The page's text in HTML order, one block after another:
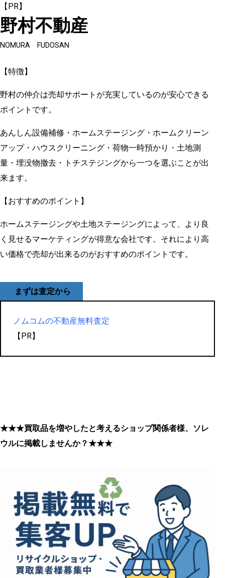
【PR】
野村不動産
NOMURA FUDOSAN
【特徴】
野村の仲介は売却サポートが充実しているのが安心できる
ポイントです。
あんしん設備補修・ホームステージング・ホームクリーン
アップ・ハウスクリーニング・荷物一時預かり・土地測
量・埋没物撤去・トチステジングから一つを選ぶことが出
来ます。
【おすすめのポイント】
ホームステージングや土地ステージングによって、より良
く見せるマーケティングが得意な会社です。それにより高
い価格で売却が出来るのがおすすめのポイントです。
まずは査定から
ノムコムの不動産無料査定
【PR】
★★★買取品を増やしたと考えるショップ関係者様、ソレ
ウルに掲載しませんか？★★★